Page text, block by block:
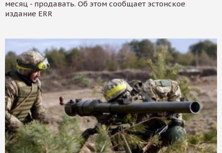
месяц - продавать. Об этом сообщает эстонское
издание ERR